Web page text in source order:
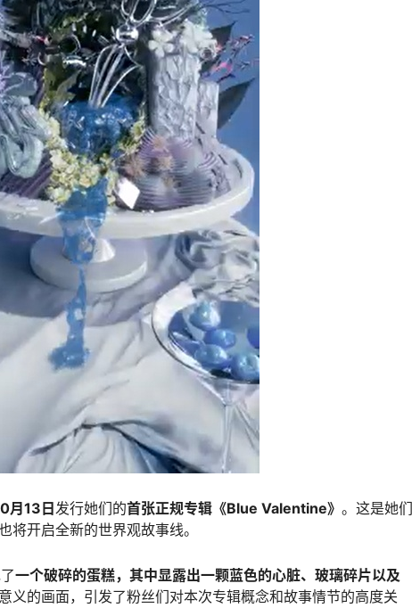
月13日 发行她们的首张正规专辑《Blue Valentine》 。这是她们
将开启全新的世界观故事线。
一个破碎的蛋糕，其中显露出一颗蓝色的心脏、玻璃碎片以及
义的画面，引发了粉丝们对本次专辑概念和故事情节的高度关